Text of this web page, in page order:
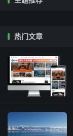
热门文章